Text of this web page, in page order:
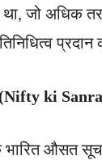
था, जो अधिक
प्रदान
Nifty ki
भारित औसत